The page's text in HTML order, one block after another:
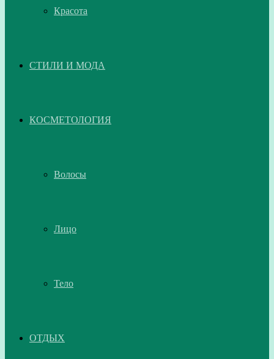
Красота
СТИЛИ И МОДА
КОСМЕТОЛОГИЯ
Волосы
Лицо
Тело
ОТДЫХ